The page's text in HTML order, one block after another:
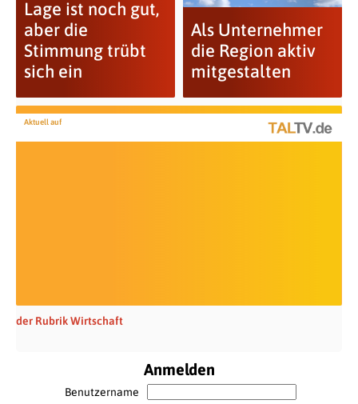
Lage ist noch gut,
aber die
Stimmung trübt
sich ein
Als Unternehmer
die Region aktiv
mitgestalten
Aktuell auf
der Rubrik Wirtschaft
Anmelden
Benutzername